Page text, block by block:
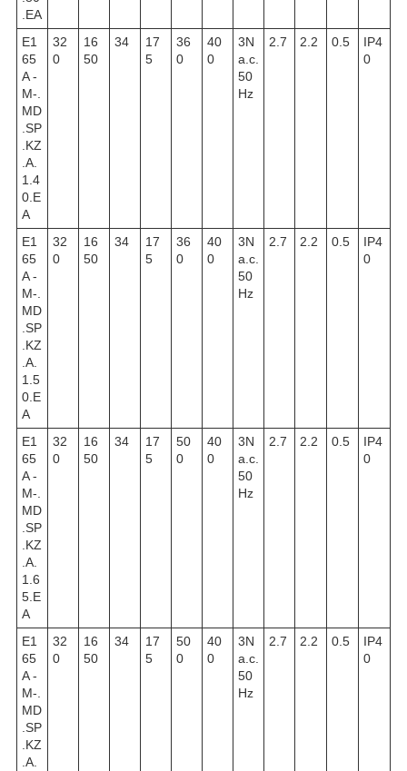
.EA
E1
65
A -
M-.
MD
.SP
.KZ
.A.
1.4
0.E
A
32
0
16
50
34
17
5
36
0
40
0
3N
a.c.
50
Hz
2.7 2.2 0.5
IP4
0
E1
65
A -
M-.
MD
.SP
.KZ
.A.
1.5
0.E
A
32
0
16
50
34
17
5
36
0
40
0
3N
a.c.
50
Hz
2.7 2.2 0.5
IP4
0
E1
65
A -
M-.
MD
.SP
.KZ
.A.
1.6
5.E
A
32
0
16
50
34
17
5
50
0
40
0
3N
a.c.
50
Hz
2.7 2.2 0.5
IP4
0
E1
65
A -
M-.
MD
.SP
.KZ
.A.
32
0
16
50
34
17
5
50
0
40
0
3N
a.c.
50
Hz
2.7 2.2 0.5
IP4
0